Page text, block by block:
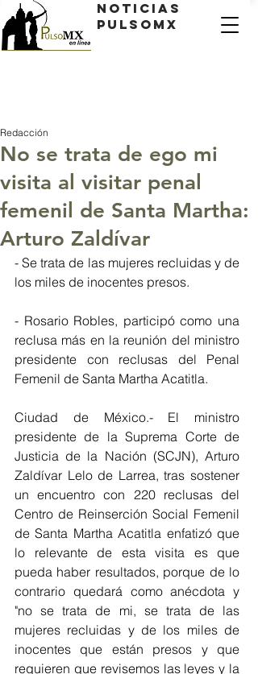
Noticias
PulsoMX
No se trata de ego mi
visita al visitar penal
femenil de Santa Martha:
Arturo Zaldívar
Redacción
- Se trata de las mujeres recluidas y de
los miles de inocentes presos.
- Rosario Robles, participó como una
reclusa más en la reunión del ministro
presidente con reclusas del Penal
Femenil de Santa Martha Acatitla.
Ciudad de México.- El ministro
presidente de la Suprema Corte de
Justicia de la Nación (SCJN), Arturo
Zaldívar Lelo de Larrea, tras sostener
un encuentro con 220 reclusas del
Centro de Reinserción Social Femenil
de Santa Martha Acatitla enfatizó que
lo relevante de esta visita es que
pueda haber resultados, porque de lo
contrario quedará como anécdota y
"no se trata de mi, se trata de las
mujeres recluidas y de los miles de
inocentes que están presos y que
requieren que revisemos las leyes y la